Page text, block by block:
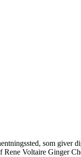
som giver
Rene Voltaire Ginger